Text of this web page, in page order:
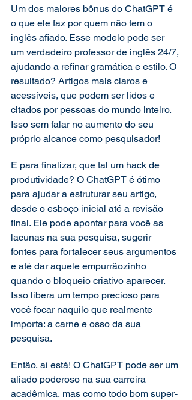
Um dos maiores bônus do ChatGPT é
o que ele faz por quem não tem o
inglês afiado. Esse modelo pode ser
um verdadeiro professor de inglês 24/7,
ajudando a refinar gramática e estilo. O
resultado? Artigos mais claros e
acessíveis, que podem ser lidos e
citados por pessoas do mundo inteiro.
Isso sem falar no aumento do seu
próprio alcance como pesquisador!
E para finalizar, que tal um hack de
produtividade? O ChatGPT é ótimo
para ajudar a estruturar seu artigo,
desde o esboço inicial até a revisão
final. Ele pode apontar para você as
lacunas na sua pesquisa, sugerir
fontes para fortalecer seus argumentos
e até dar aquele empurrãozinho
quando o bloqueio criativo aparecer.
Isso libera um tempo precioso para
você focar naquilo que realmente
importa: a carne e osso da sua
pesquisa.
Então, aí está! O ChatGPT pode ser um
aliado poderoso na sua carreira
acadêmica, mas como todo bom super-